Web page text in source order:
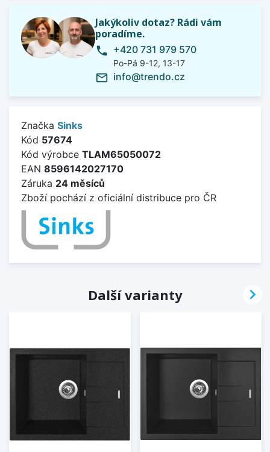
Jakýkoliv dotaz? Rádi vám
poradíme.
phone +420 731 979 570
Po-Pá 9-12, 13-17
mail_outline info@trendo.cz
Značka Sinks
Kód 57674
Kód výrobce TLAM65050072
EAN 8596142027170
Záruka 24 měsíců
Zboží pochází z oficiální distribuce pro ČR
Další varianty 